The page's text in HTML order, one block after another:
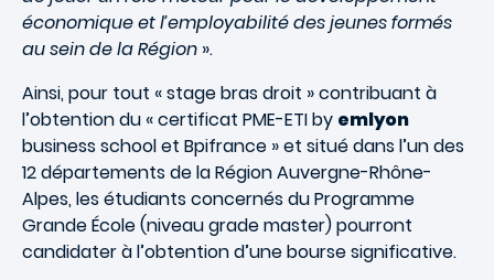
économique et l’employabilité des jeunes formés
au sein de la Région ».
Ainsi, pour tout « stage bras droit » contribuant à
l’obtention du « certificat PME-ETI by emlyon
business school et Bpifrance » et situé dans l’un des
12 départements de la Région Auvergne-Rhône-
Alpes, les étudiants concernés du Programme
Grande École (niveau grade master) pourront
candidater à l’obtention d’une bourse significative.